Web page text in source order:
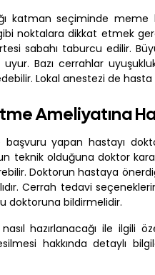
katman seçiminde meme
noktalara dikkat etmek
sabahı taburcu edilir.
Bazı cerrahlar
Lokal anestezi de
Ameliyatına
yapan hastayı
teknik olduğuna doktor
Doktorun hastaya
Cerrah tedavi
doktoruna bildirmelidir.
hazırlanacağı ile ilgili
hakkında detaylı